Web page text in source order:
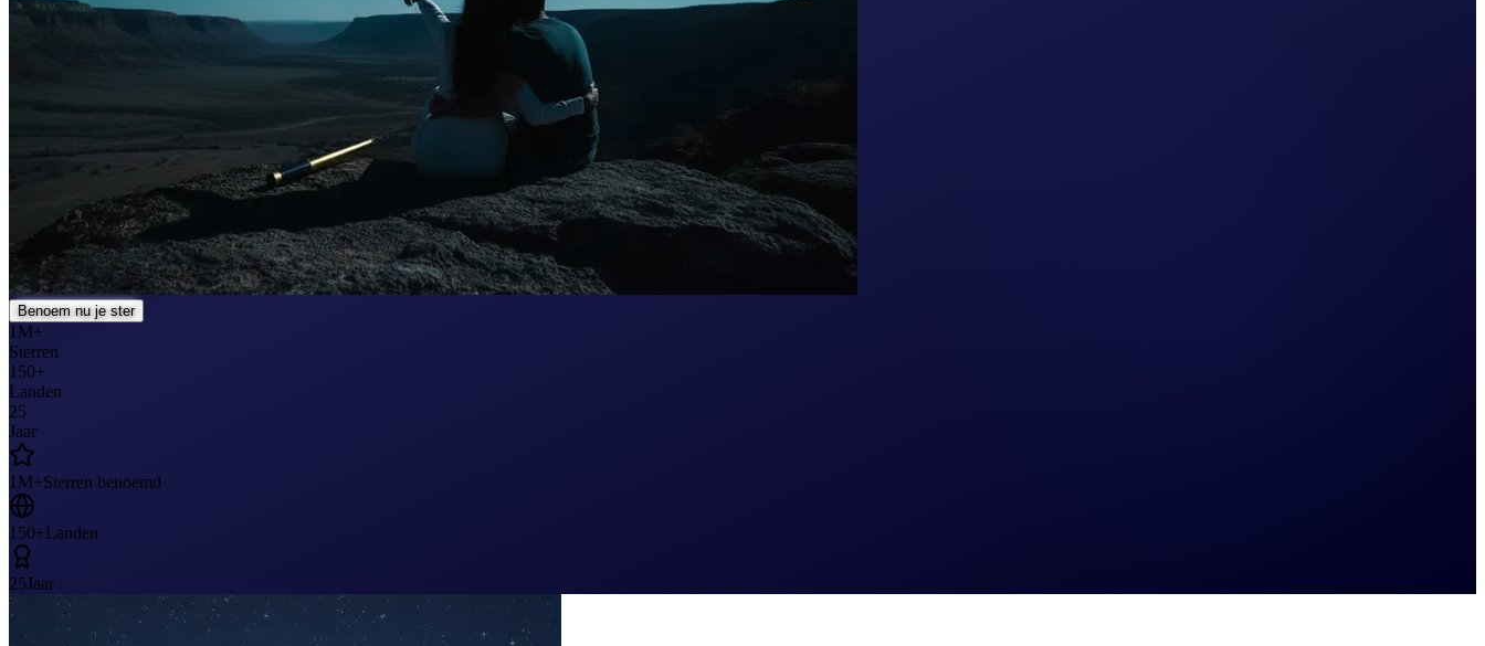
Benoem nu je ster
1M+
Sterren
150+
Landen
25
Jaar
1M+Sterren benoemd
150+Landen
25Jaar